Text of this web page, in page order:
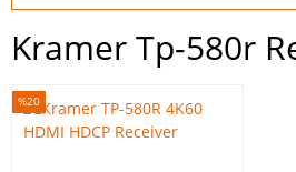
Kramer Tp-580r
%20